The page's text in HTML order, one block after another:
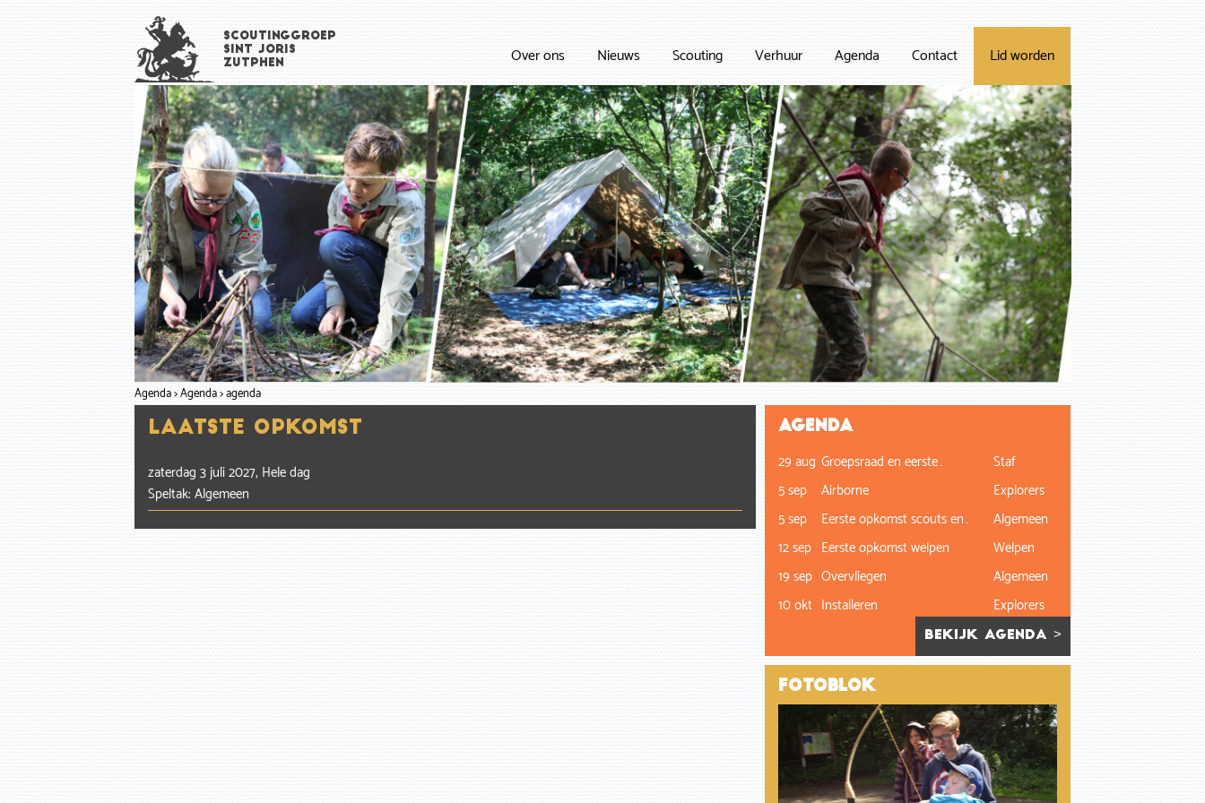
Scoutinggroep
Sint Joris
Zutphen
Over ons Nieuws Scouting Verhuur Agenda Contact Lid worden
Agenda Agenda agenda
Laatste opkomst
zaterdag 3 juli 2027, Hele dag
Speltak: Algemeen
Agenda
29 aug Groepsraad en eerste…
Staf
5 sep
Airborne
Explorers
5 sep
Eerste opkomst scouts en…
Algemeen
12 sep Eerste opkomst welpen
Welpen
19 sep Overvliegen
Algemeen
10 okt Installeren Explorers
bekijk agenda >
Fotoblok